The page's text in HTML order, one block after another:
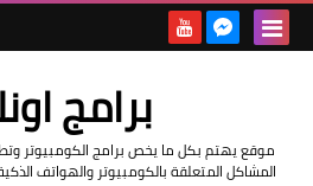
برامج
موقع يهتم بكل ما يخص برامج الكومبيوتر
المشاكل المتعلقة بالكومبيوتر والهواتف الذكية